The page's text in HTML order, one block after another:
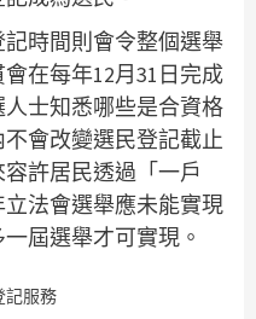
時間則會令整個選舉
在每年12月31日完成
士知悉哪些是合資格
會改變選民登記截止
許居民透過「一戶
法會選舉應未能實現
屆選舉才可實現。
記服務